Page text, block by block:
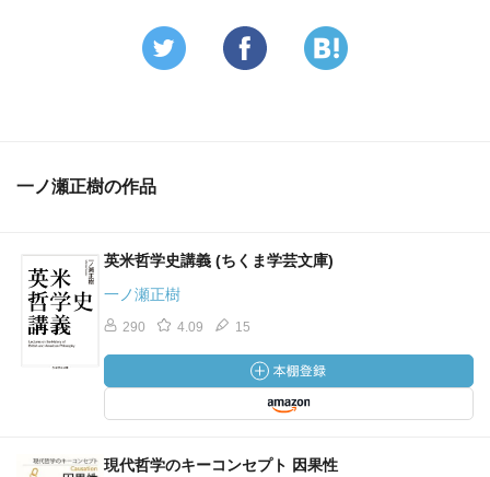
一ノ瀬正樹の作品
英米哲学史講義 (ちくま学芸文庫)
一ノ瀬正樹
290 4.09 15
現代哲学のキーコンセプト 因果性